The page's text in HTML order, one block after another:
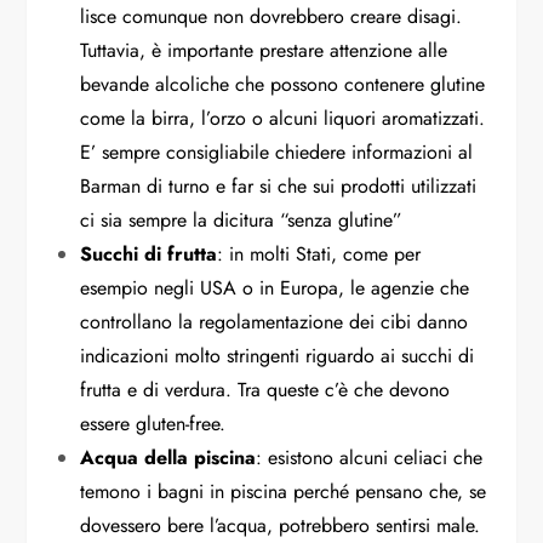
lisce comunque non dovrebbero creare disagi.
Tuttavia, è importante prestare attenzione alle
bevande alcoliche che possono contenere glutine
come la birra, l’orzo o alcuni liquori aromatizzati.
E’ sempre consigliabile chiedere informazioni al
Barman di turno e far si che sui prodotti utilizzati
ci sia sempre la dicitura “senza glutine”
Succhi di frutta: in molti Stati, come per
esempio negli USA o in Europa, le agenzie che
controllano la regolamentazione dei cibi danno
indicazioni molto stringenti riguardo ai succhi di
frutta e di verdura. Tra queste c’è che devono
essere gluten-free.
Acqua della piscina: esistono alcuni celiaci che
temono i bagni in piscina perché pensano che, se
dovessero bere l’acqua, potrebbero sentirsi male.